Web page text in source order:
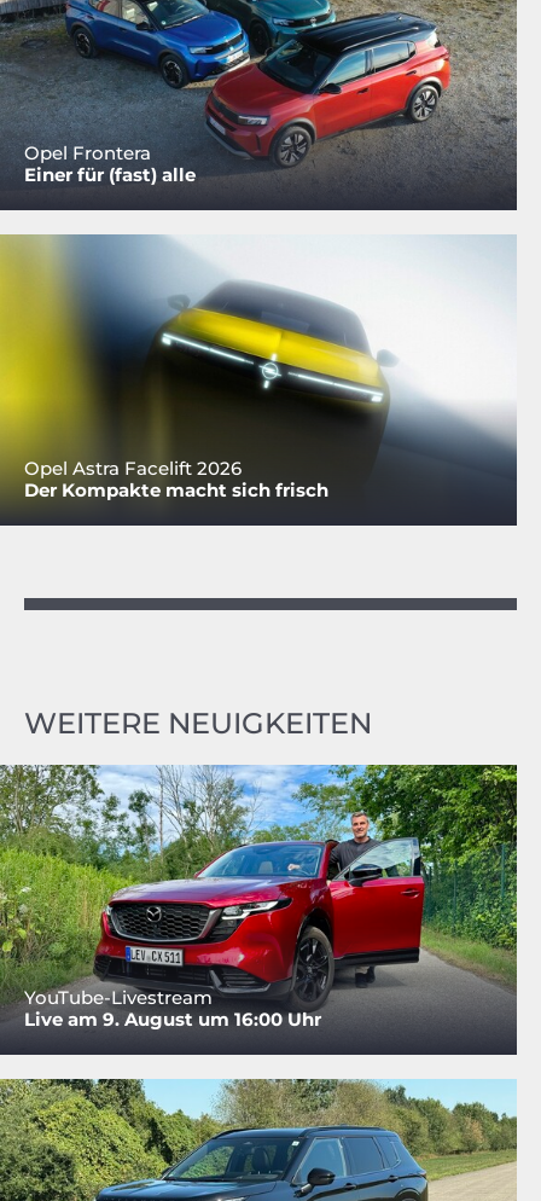
Opel Frontera
Einer für (fast) alle
Opel Astra Facelift 2026
Der Kompakte macht sich frisch
WEITERE NEUIGKEITEN
YouTube-Livestream
Live am 9. August um 16:00 Uhr